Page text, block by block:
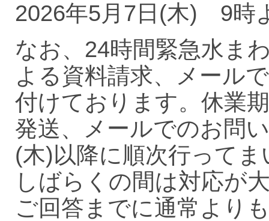
2026年5月7日(木) 9時
なお、24時間緊急水ま
よる資料請求、メール
付けております。休業
発送、メールでのお問
(木)以降に順次行って
しばらくの間は対応が
ご回答までに通常より